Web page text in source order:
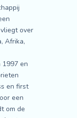
over
Afrika,
en
en first
een
om de